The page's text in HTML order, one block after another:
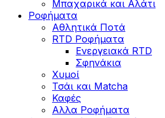
Μπαχαρικά και Αλάτι
Ροφήματα
Αθλητικά Ποτά
RTD Ροφήματα
Ενεργειακά RTD
Σφηνάκια
Χυμοί
Τσάι και Matcha
Καφές
Αλλα Ροφήματα